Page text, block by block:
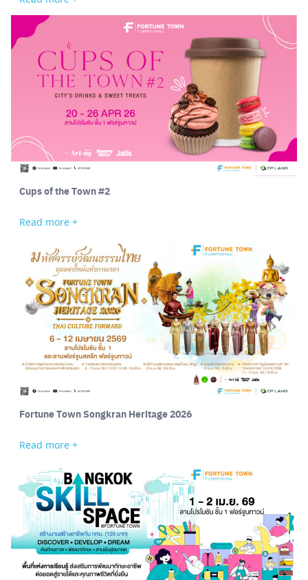
Cups of the Town #2
Read more +
Fortune Town Songkran Heritage 2026
Read more +